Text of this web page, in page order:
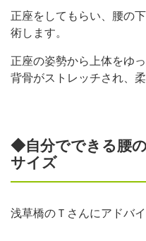
正座をしてもらい、腰の
術します。
正座の姿勢から上体をゆ
背骨がストレッチされ、
◆自分でできる腰
サイズ
浅草橋のＴさんにアドバ